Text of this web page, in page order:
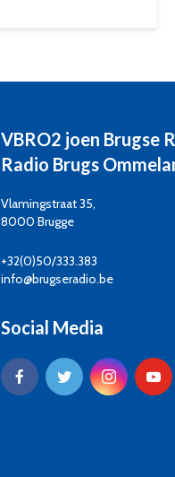
VBRO2 joen Brugse
Radio Brugs
Vlamingstraat 35,
8000 Brugge
+32(0)50/333.383
info@brugseradio.be
Social Media